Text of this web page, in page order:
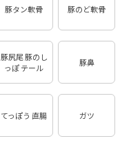
豚タン軟骨 豚のど軟骨
豚尻尾 豚のし
っぽ テール
豚鼻
てっぽう 直腸 ガツ